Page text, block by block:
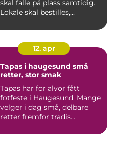
skal falle på plass samtidig.
Lokale skal bestilles,...
12. apr
Tapas i haugesund små
retter, stor smak
Tapas har for alvor fått
fotfeste i Haugesund. Mange
velger i dag små, delbare
retter fremfor tradis...